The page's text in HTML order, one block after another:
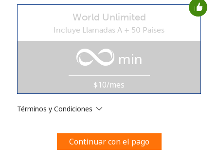
estosTérminos y condiciones.
Únete
World Unlimited
Incluye Llamadas A + 50 Países
min
$10/mes
Términos y Condiciones
Continuar con el pago